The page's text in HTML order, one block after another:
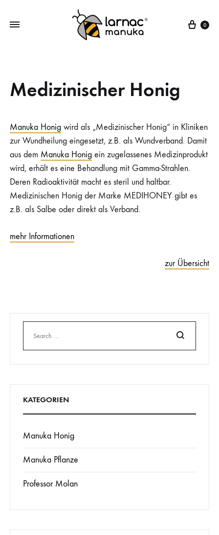
Bonbons,
0
Medizinischer Honig
Manuka Honig wird als „Medizinischer Honig“ in Kliniken
zur Wundheilung eingesetzt, z.B. als Wundverband. Damit
aus dem Manuka Honig ein zugelassenes Medizinprodukt
wird, erhält es eine Behandlung mit Gamma-Strahlen.
Deren Radioaktivität macht es steril und haltbar.
Medizinischen Honig der Marke MEDIHONEY gibt es
z.B. als Salbe oder direkt als Verband.
mehr Informationen
zur Übersicht
Search
KATEGORIEN
Manuka Honig
Manuka Pflanze
Professor Molan